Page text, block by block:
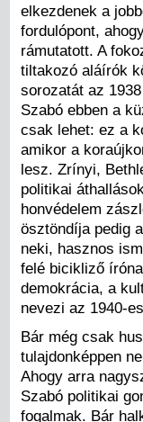
elkezdenek a
fordulópont,
rámutatott. A
tiltakozó aláírók
sorozatát az
Szabó ebben a
csak lehet: ez a
amikor a
lesz. Zrínyi,
politikai
honvédelem
ösztöndíja pedig
neki, hasznos
felé bicikliző
demokrácia, a
nevezi az 1940-
Bár még csak
tulajdonképpen
Ahogy arra
Szabó politikai
fogalmak. Bár